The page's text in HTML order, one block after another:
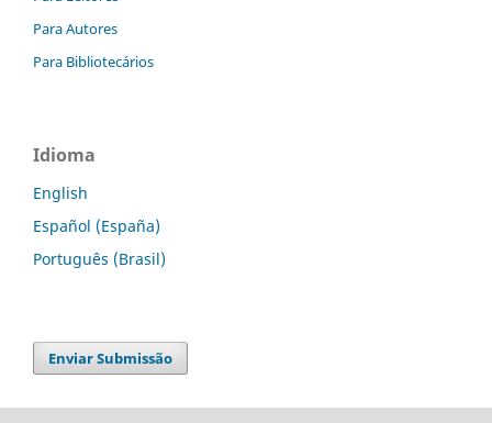
Para Autores
Para Bibliotecários
Idioma
English
Español (España)
Português (Brasil)
Enviar Submissão